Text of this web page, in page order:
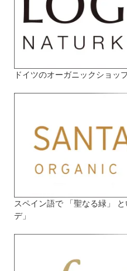
ドイツのオーガニックショッ
スペイン語で 「聖なる緑」
デ」